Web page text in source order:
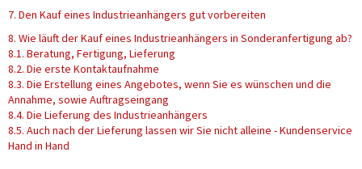
7. Den Kauf eines Industrieanhängers gut vorbereiten
8. Wie läuft der Kauf eines Industrieanhängers in Sonderanfertigung ab?
8.1. Beratung, Fertigung, Lieferung
8.2. Die erste Kontaktaufnahme
8.3. Die Erstellung eines Angebotes, wenn Sie es wünschen und die
Annahme, sowie Auftragseingang
8.4. Die Lieferung des Industrieanhängers
8.5. Auch nach der Lieferung lassen wir Sie nicht alleine - Kundenservice
Hand in Hand